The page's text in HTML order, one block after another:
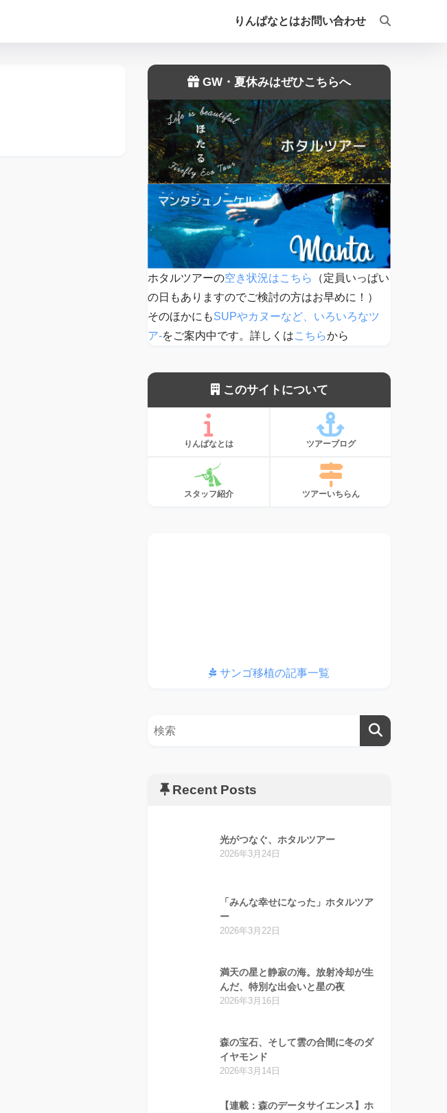
りんぱなとはお問い合わせ
GW・夏休みはぜひこちらへ
ホタルツアーの空き状況はこちら
（定員いっぱい
の日もありますのでご検討の方はお早めに！）
そのほかにもSUPやカヌーなど、いろいろなツ
ア-をご案内中です。詳しくはこちらから
このサイトについて
りんぱなとは ツアーブログ
スタッフ紹介 ツアーいちらん
サンゴ移植の記事一覧
Recent Posts
光がつなぐ、ホタルツアー
2026年3月24日
「みんな幸せになった」ホタルツア
ー
2026年3月22日
満天の星と静寂の海。放射冷却が生
んだ、特別な出会いと星の夜
2026年3月16日
森の宝石、そして雲の合間に冬のダ
イヤモンド
2026年3月14日
【連載：森のデータサイエンス】ホ